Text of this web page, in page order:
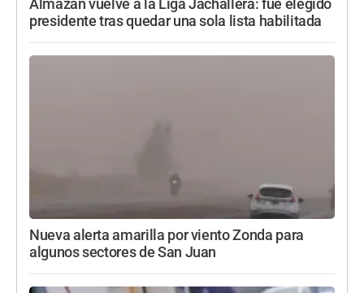
Almazán vuelve a la Liga Jachallera: fue elegido
presidente tras quedar una sola lista habilitada
Nueva alerta amarilla por viento Zonda para
algunos sectores de San Juan